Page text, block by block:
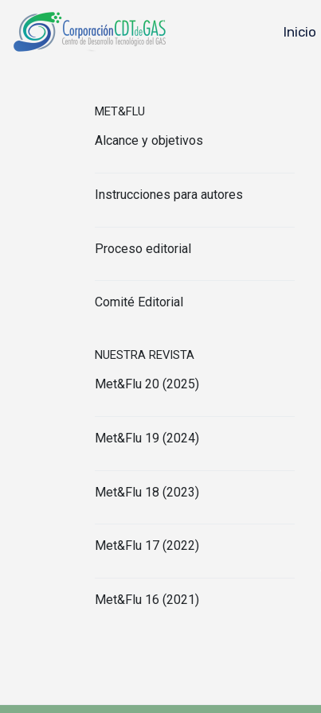
Inicio
MET&FLU
Alcance y objetivos
Instrucciones para autores
Proceso editorial
Comité Editorial
NUESTRA REVISTA
Met&Flu 20 (2025)
Met&Flu 19 (2024)
Met&Flu 18 (2023)
Met&Flu 17 (2022)
Met&Flu 16 (2021)